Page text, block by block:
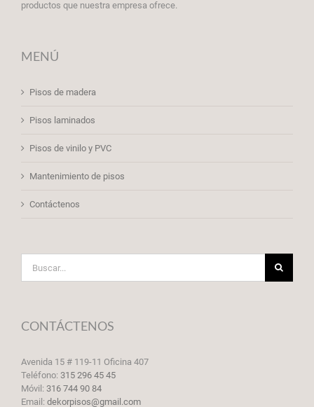
productos que nuestra empresa ofrece.
MENÚ
Pisos de madera
Pisos laminados
Pisos de vinilo y PVC
Mantenimiento de pisos
Contáctenos
CONTÁCTENOS
Avenida 15 # 119-11 Oficina 407
Teléfono: 315 296 45 45
Móvil: 316 744 90 84
Email: dekorpisos@gmail.com